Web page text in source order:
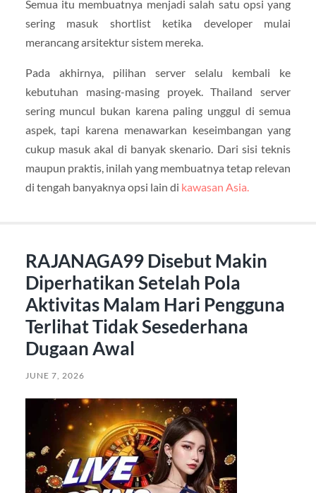
Semua itu membuatnya menjadi salah satu opsi yang
sering masuk shortlist ketika developer mulai
merancang arsitektur sistem mereka.
Pada akhirnya, pilihan server selalu kembali ke
kebutuhan masing-masing proyek. Thailand server
sering muncul bukan karena paling unggul di semua
aspek, tapi karena menawarkan keseimbangan yang
cukup masuk akal di banyak skenario. Dari sisi teknis
maupun praktis, inilah yang membuatnya tetap relevan
di tengah banyaknya opsi lain di kawasan Asia.
RAJANAGA99 Disebut Makin
Diperhatikan Setelah Pola
Aktivitas Malam Hari Pengguna
Terlihat Tidak Sesederhana
Dugaan Awal
JUNE 7, 2026